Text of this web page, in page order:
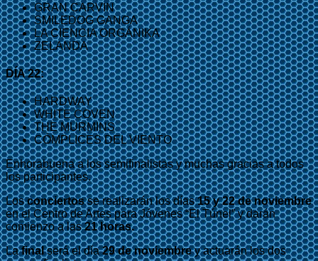
GRAN CARVIN
SMILEDOG GANGA
LA CIENCIA ORGÁNIKA
ZELANDA
DÍA 22:
HARDWAY
WHITE COVEN
THE MURMINS
CÓMPLICES DEL VIENTO
Enhorabuena a los semifinalistas y muchas gracias a todos
los participantes.
Losconciertosse realizarán los días15 y 22 de noviembre
en el Centro de Artes para Jóvenes “El Túnel” y darán
comienzo a las21 horas.
Lafinalserá el día29 de noviembrey actuarán los dos